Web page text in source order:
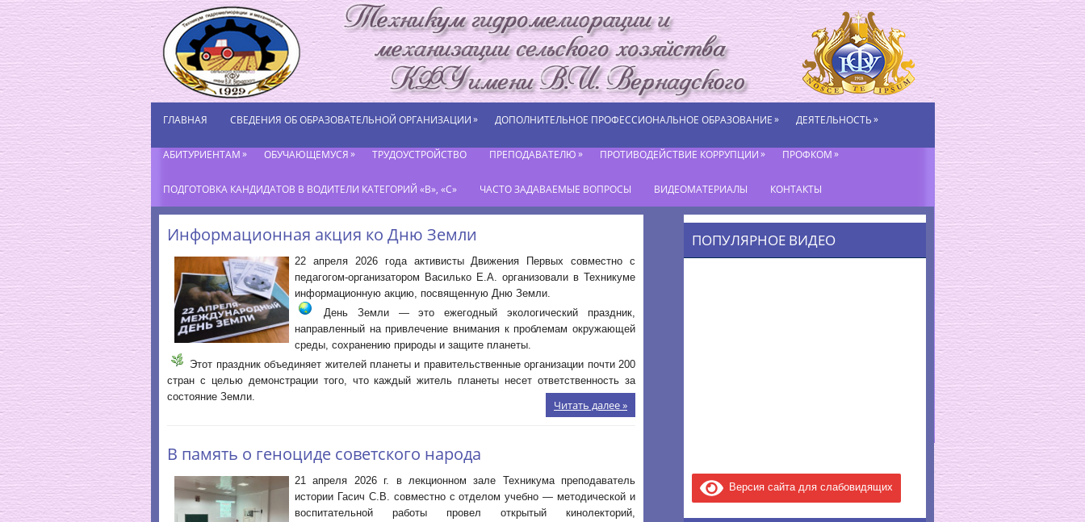
ГЛАВНАЯ СВЕДЕНИЯ ОБ ОБРАЗОВАТЕЛЬНОЙ ОРГАНИЗАЦИИ» ДОПОЛНИТЕЛЬНОЕ ПРОФЕССИОНАЛЬНОЕ ОБРАЗОВАНИЕ» ДЕЯТЕЛЬНОСТЬ»
АБИТУРИЕНТАМ» ОБУЧАЮЩЕМУСЯ» ТРУДОУСТРОЙСТВО ПРЕПОДАВАТЕЛЮ» ПРОТИВОДЕЙСТВИЕ КОРРУПЦИИ» ПРОФКОМ»
ПОДГОТОВКА КАНДИДАТОВ В ВОДИТЕЛИ КАТЕГОРИЙ «В», «С» ЧАСТО ЗАДАВАЕМЫЕ ВОПРОСЫ ВИДЕОМАТЕРИАЛЫ КОНТАКТЫ
Информационная акция ко Дню Земли
22 апреля 2026 года активисты Движения Первых совместно с
педагогом-организатором Василько Е.А. организовали в Техникуме
информационную акцию, посвященную Дню Земли.
День Земли — это ежегодный экологический праздник,
направленный на привлечение внимания к проблемам окружающей
среды, сохранению природы и защите планеты.
Этот праздник объединяет жителей планеты и правительственные организации почти 200
стран с целью демонстрации того, что каждый житель планеты несет ответственность за
состояние Земли.
Читать далее »
В память о геноциде советского народа
21 апреля 2026 г. в лекционном зале Техникума преподаватель
истории Гасич С.В. совместно с отделом учебно — методической и
воспитательной работы провел открытый кинолекторий,
ПОПУЛЯРНОЕ ВИДЕО
Версия сайта для слабовидящих